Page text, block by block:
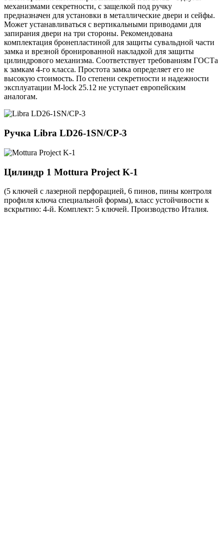
механизмами секретности, с защелкой под ручку
предназначен для установки в металлические двери и сейфы.
Может устанавливаться с вертикальными приводами для
запирания двери на три стороны. Рекомендована
комплектация бронепластиной для защиты сувальдной части
замка и врезной бронированной накладкой для защиты
цилиндрового механизма. Соответствует требованиям ГОСТа
к замкам 4-го класса. Простота замка определяет его не
высокую стоимость. По степени секретности и надежности
эксплуатации M-lock 25.12 не уступает европейским
аналогам.
Ручка Libra LD26-1SN/CP-3
Цилиндр 1 Mottura Project K-1
(5 ключей с лазерной перфорацией, 6 пинов, пины контроля
профиля ключа специальной формы), класс устойчивости к
вскрытию: 4-й. Комплект: 5 ключей. Производство Италия.